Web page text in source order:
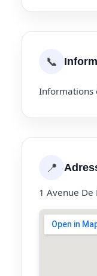
📞
Informations
📍
1 Avenue De